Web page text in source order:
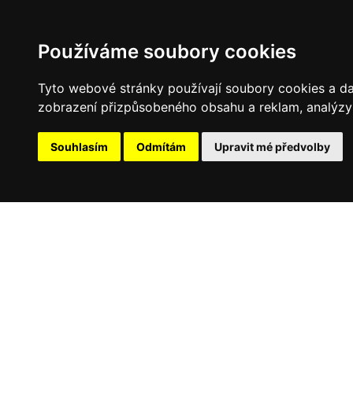
Používáme soubory cookies
Tyto webové stránky používají soubory cookies a
zobrazení přizpůsobeného obsahu a reklam,
Souhlasím Odmítám Upravit mé předvolby